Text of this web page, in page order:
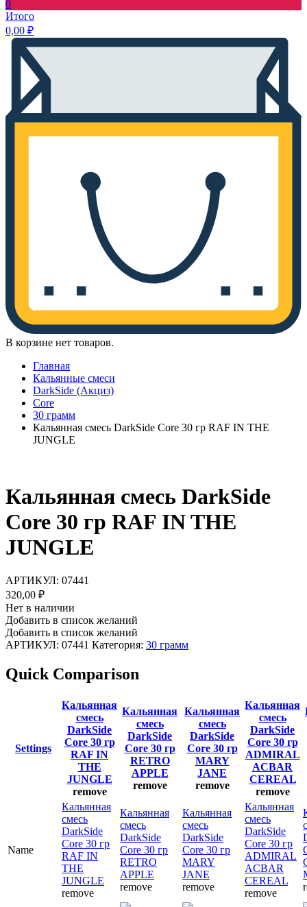
0
Итого
0,00 ₽
В корзине нет товаров.
Главная
Кальянные смеси
DarkSide (Акциз)
Core
30 грамм
Кальянная смесь DarkSide Core 30 гр RAF IN THE
JUNGLE
Кальянная смесь DarkSide
Core 30 гр RAF IN THE
JUNGLE
АРТИКУЛ: 07441
320,00 ₽
Нет в наличии
Добавить в список желаний
Добавить в список желаний
АРТИКУЛ: 07441 Категория: 30 грамм
Quick Comparison
Settings
Кальянная
смесь
DarkSide
Core 30 гр
RAF IN
THE
JUNGLE
remove
Кальянная
смесь
DarkSide
Core 30 гр
RETRO
APPLE
remove
Кальянная
смесь
DarkSide
Core 30 гр
MARY
JANE
remove
Кальянная
смесь
DarkSide
Core 30 гр
ADMIRAL
ACBAR
CEREAL
remove
Name
Кальянная
смесь
DarkSide
Core 30 гр
RAF IN
THE
JUNGLE
remove
Кальянная
смесь
DarkSide
Core 30 гр
RETRO
APPLE
remove
Кальянная
смесь
DarkSide
Core 30 гр
MARY
JANE
remove
Кальянная
смесь
DarkSide
Core 30 гр
ADMIRAL
ACBAR
CEREAL
remove